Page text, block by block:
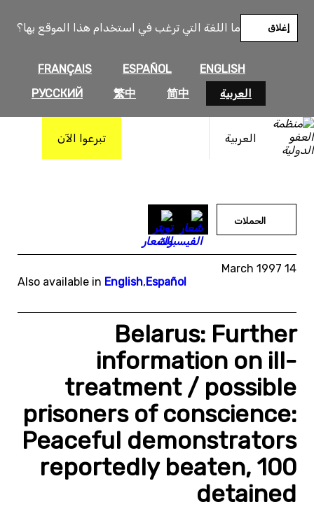
ما اللغة التي ترغب في استخدام هذا الموقع بها؟
ENGLISH
ESPAÑOL
FRANÇAIS
العربية
简中
繁中
РУССКИЙ
إغلاق
العربية تبرعوا الآن
المحتوى
الحملات
14 March 1997
Also available in English,Español
Belarus: Further
information on ill-
treatment / possible
prisoners of conscience:
Peaceful demonstrators
reportedly beaten, 100
detained